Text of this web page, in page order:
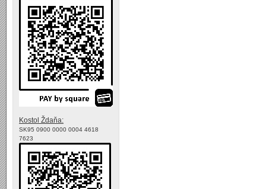
Kostol Ždaňa:
SK95 0900 0000 0004 4618
7623